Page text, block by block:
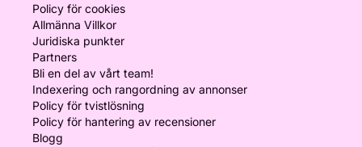
Policy för cookies
Allmänna Villkor
Juridiska punkter
Partners
Bli en del av vårt team!
Indexering och rangordning av annonser
Policy för tvistlösning
Policy för hantering av recensioner
Blogg